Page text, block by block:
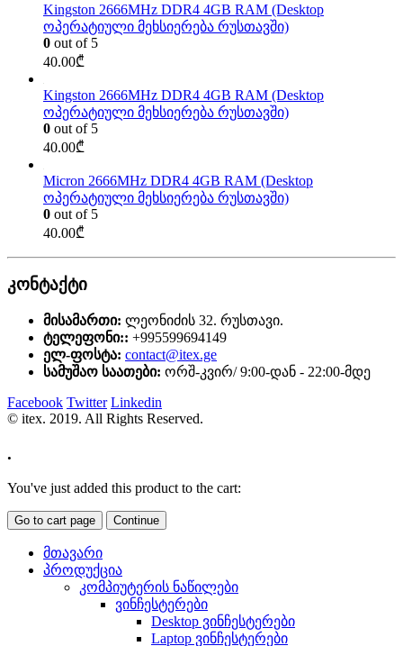
Kingston 2666MHz DDR4 4GB RAM (Desktop
ოპერატიული მეხსიერება რუსთავში)
0 out of 5
40.00₾
Kingston 2666MHz DDR4 4GB RAM (Desktop
ოპერატიული მეხსიერება რუსთავში)
0 out of 5
40.00₾
Micron 2666MHz DDR4 4GB RAM (Desktop
ოპერატიული მეხსიერება რუსთავში)
0 out of 5
40.00₾
კონტაქტი
მისამართი: ლეონიძის 32. რუსთავი.
ტელეფონი:: +995599694149
ელ-ფოსტა: contact@itex.ge
სამუშაო საათები: ორშ-კვირ/ 9:00-დან - 22:00-მდე
Facebook Twitter Linkedin
© itex. 2019. All Rights Reserved.
.
You've just added this product to the cart:
Go to cart page Continue
მთავარი
პროდუქცია
კომპიუტერის ნაწილები
ვინჩესტერები
Desktop ვინჩესტერები
Laptop ვინჩესტერები